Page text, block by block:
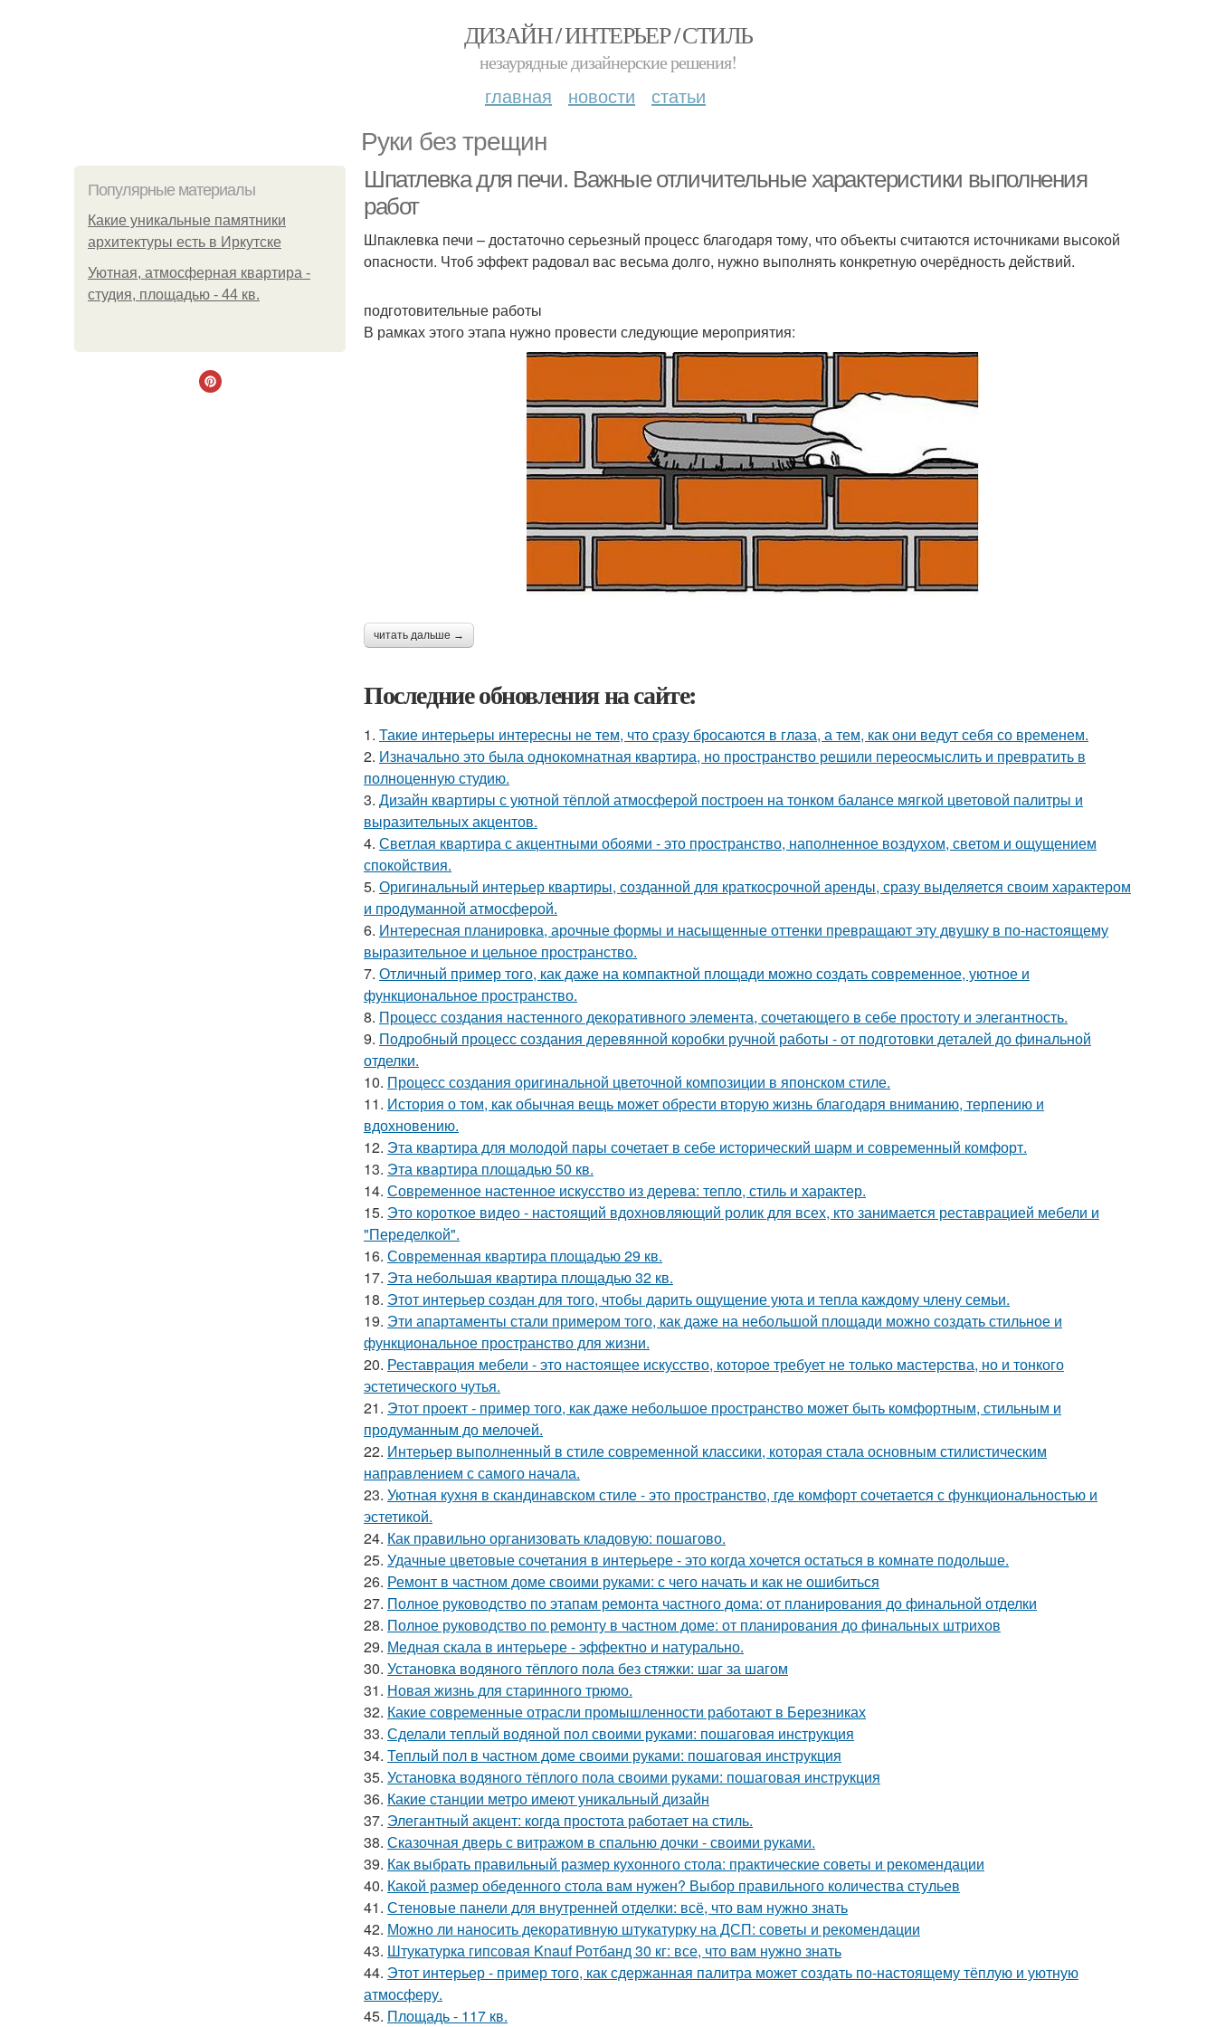
ДИЗАЙН / ИНТЕРЬЕР / СТИЛЬ
незаурядные дизайнерские решения!
главная новости статьи
Руки без трещин
Популярные материалы
Какие уникальные памятники
архитектуры есть в Иркутске
Уютная, атмосферная квартира -
студия, площадью - 44 кв.
Шпатлевка для печи. Важные отличительные характеристики выполнения
работ
Шпаклевка печи – достаточно серьезный процесс благодаря тому, что объекты считаются источниками высокой
опасности. Чтоб эффект радовал вас весьма долго, нужно выполнять конкретную очерёдность действий.
подготовительные работы
В рамках этого этапа нужно провести следующие мероприятия:
читать дальше →
Последние обновления на сайте:
1. Такие интерьеры интересны не тем, что сразу бросаются в глаза, а тем, как они ведут себя со временем.
2. Изначально это была однокомнатная квартира, но пространство решили переосмыслить и превратить в
полноценную студию.
3. Дизайн квартиры с уютной тёплой атмосферой построен на тонком балансе мягкой цветовой палитры и
выразительных акцентов.
4. Светлая квартира с акцентными обоями - это пространство, наполненное воздухом, светом и ощущением
спокойствия.
5. Оригинальный интерьер квартиры, созданной для краткосрочной аренды, сразу выделяется своим характером
и продуманной атмосферой.
6. Интересная планировка, арочные формы и насыщенные оттенки превращают эту двушку в по-настоящему
выразительное и цельное пространство.
7. Отличный пример того, как даже на компактной площади можно создать современное, уютное и
функциональное пространство.
8. Процесс создания настенного декоративного элемента, сочетающего в себе простоту и элегантность.
9. Подробный процесс создания деревянной коробки ручной работы - от подготовки деталей до финальной
отделки.
10. Процесс создания оригинальной цветочной композиции в японском стиле.
11. История о том, как обычная вещь может обрести вторую жизнь благодаря вниманию, терпению и
вдохновению.
12. Эта квартира для молодой пары сочетает в себе исторический шарм и современный комфорт.
13. Эта квартира площадью 50 кв.
14. Современное настенное искусство из дерева: тепло, стиль и характер.
15. Это короткое видео - настоящий вдохновляющий ролик для всех, кто занимается реставрацией мебели и
"Переделкой".
16. Современная квартира площадью 29 кв.
17. Эта небольшая квартира площадью 32 кв.
18. Этот интерьер создан для того, чтобы дарить ощущение уюта и тепла каждому члену семьи.
19. Эти апартаменты стали примером того, как даже на небольшой площади можно создать стильное и
функциональное пространство для жизни.
20. Реставрация мебели - это настоящее искусство, которое требует не только мастерства, но и тонкого
эстетического чутья.
21. Этот проект - пример того, как даже небольшое пространство может быть комфортным, стильным и
продуманным до мелочей.
22. Интерьер выполненный в стиле современной классики, которая стала основным стилистическим
направлением с самого начала.
23. Уютная кухня в скандинавском стиле - это пространство, где комфорт сочетается с функциональностью и
эстетикой.
24. Как правильно организовать кладовую: пошагово.
25. Удачные цветовые сочетания в интерьере - это когда хочется остаться в комнате подольше.
26. Ремонт в частном доме своими руками: с чего начать и как не ошибиться
27. Полное руководство по этапам ремонта частного дома: от планирования до финальной отделки
28. Полное руководство по ремонту в частном доме: от планирования до финальных штрихов
29. Медная скала в интерьере - эффектно и натурально.
30. Установка водяного тёплого пола без стяжки: шаг за шагом
31. Новая жизнь для старинного трюмо.
32. Какие современные отрасли промышленности работают в Березниках
33. Сделали теплый водяной пол своими руками: пошаговая инструкция
34. Теплый пол в частном доме своими руками: пошаговая инструкция
35. Установка водяного тёплого пола своими руками: пошаговая инструкция
36. Какие станции метро имеют уникальный дизайн
37. Элегантный акцент: когда простота работает на стиль.
38. Сказочная дверь с витражом в спальню дочки - своими руками.
39. Как выбрать правильный размер кухонного стола: практические советы и рекомендации
40. Какой размер обеденного стола вам нужен? Выбор правильного количества стульев
41. Стеновые панели для внутренней отделки: всё, что вам нужно знать
42. Можно ли наносить декоративную штукатурку на ДСП: советы и рекомендации
43. Штукатурка гипсовая Knauf Ротбанд 30 кг: все, что вам нужно знать
44. Этот интерьер - пример того, как сдержанная палитра может создать по-настоящему тёплую и уютную
атмосферу.
45. Площадь - 117 кв.